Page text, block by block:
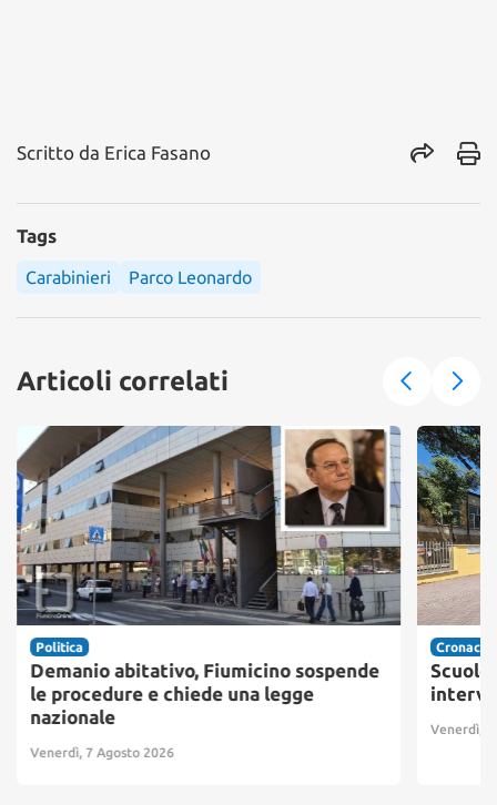
Scritto da Erica Fasano
Tags
Carabinieri Parco Leonardo
Articoli correlati
Politica
Demanio abitativo, Fiumicino sospende
le procedure e chiede una legge
nazionale
Venerdì, 7 Agosto 2026
Cronaca
Scuole
Venerdì, 7